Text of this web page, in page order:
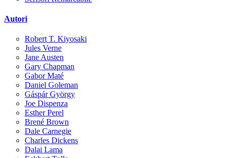
Autori
Robert T. Kiyosaki
Jules Verne
Jane Austen
Gary Chapman
Gabor Maté
Daniel Goleman
Gáspár György
Joe Dispenza
Esther Perel
Brené Brown
Dale Carnegie
Charles Dickens
Dalai Lama